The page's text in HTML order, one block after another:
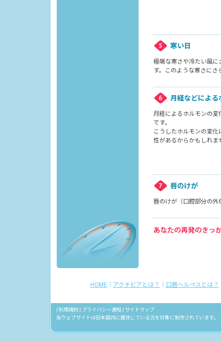
寒い日
極端な寒さや冷たい風に
す。このような寒さに
月経などによ
月経によるホルモンの
です。
こうしたホルモンの変
性があるからかもしれま
唇のけが
唇のけが（口腔部分の外
HOME アクチビアとは？ 口唇ヘルペスとは？
利用規約| プライバシー通知
サイトマップ
当ウェブサイトは日本国内に居住している方を対象に制作されています。